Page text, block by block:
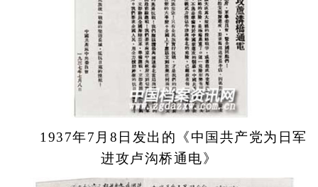
1937年7月8日发出的《中国共产党为日军
进攻卢沟桥通电》